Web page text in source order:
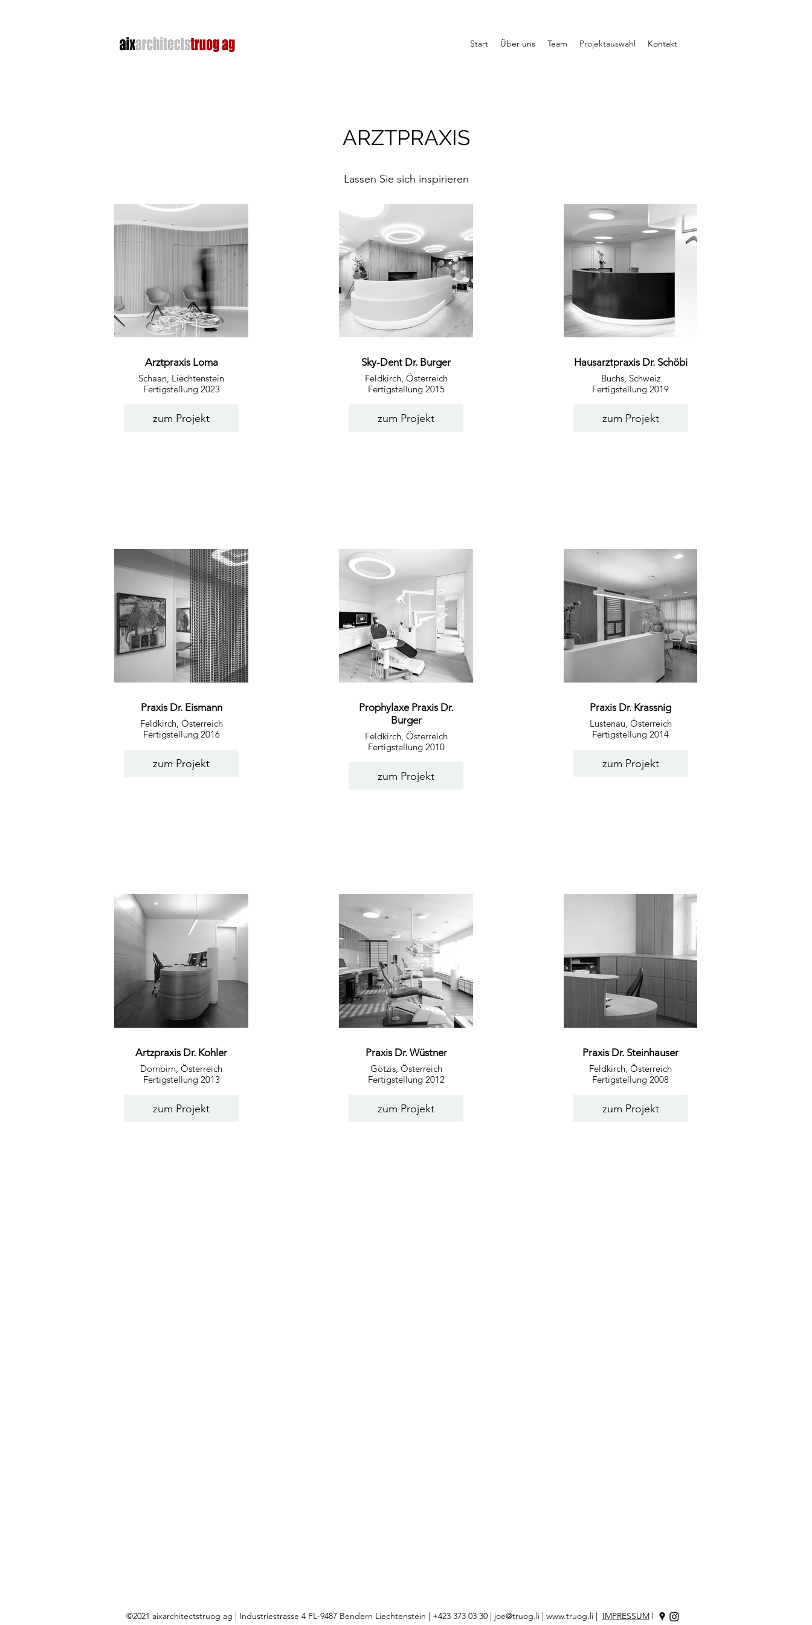
Start Über uns Team Projektauswahl Kontakt
ARZTPRAXIS
Lassen Sie sich inspirieren
Arztpraxis Loma
Schaan, Liechtenstein
Fertigstellung 2023
zum Projekt
Sky-Dent Dr. Burger
Feldkirch, Österreich
Fertigstellung 2015
zum Projekt
Hausarztpraxis Dr. Schöbi
Buchs, Schweiz
Fertigstellung 2019
zum Projekt
Praxis Dr. Eismann
Feldkirch, Österreich
Fertigstellung 2016
zum Projekt
Prophylaxe Praxis Dr.
Burger
Feldkirch, Österreich
Fertigstellung 2010
zum Projekt
Praxis Dr. Krassnig
Lustenau, Österreich
Fertigstellung 2014
zum Projekt
Artzpraxis Dr. Kohler
Dornbirn, Österreich
Fertigstellung 2013
zum Projekt
Praxis Dr. Wüstner
Götzis, Österreich
Fertigstellung 2012
zum Projekt
Praxis Dr. Steinhauser
Feldkirch, Österreich
Fertigstellung 2008
zum Projekt
©2021 aixarchitectstruog ag | Industriestrasse 4 FL-9487 Bendern Liechtenstein | +423 373 03 30 | joe@truog.li | www.truog.li | IMPRESSUM l